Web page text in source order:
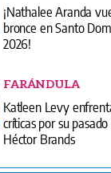
¡Nathalee Aranda
bronce en Santo
2026!
FARÁNDULA
Katleen Levy
críticas por su
Héctor Brands